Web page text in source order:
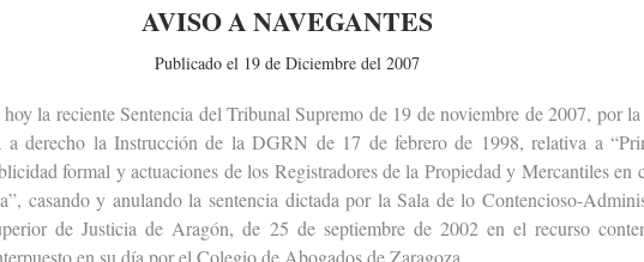
AVISO A NAVEGANTES
Publicado el 19 de Diciembre del 2007
la reciente Sentencia del Tribunal Supremo de 19 de noviembre de 2007, por la
a derecho la Instrucción de la DGRN de 17 de febrero de 1998, relativa a
formal y actuaciones de los Registradores de la Propiedad y Mercantiles en
casando y anulando la sentencia dictada por la Sala de lo Contencioso-
de Justicia de Aragón, de 25 de septiembre de 2002 en el recurso
en su día por el Colegio de Abogados de Zaragoza.